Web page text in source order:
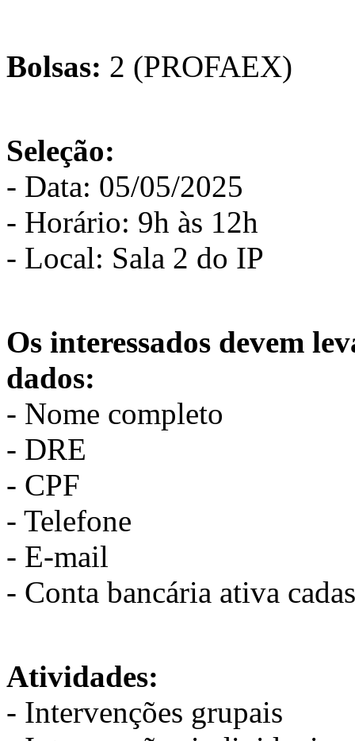
Bolsas: 2 (PROFAEX)
Seleção:
- Data: 05/05/2025
- Horário: 9h às 12h
- Local: Sala 2 do IP
Os interessados devem
dados:
- Nome completo
- DRE
- CPF
- Telefone
- E-mail
- Conta bancária ativa
Atividades:
- Intervenções grupais